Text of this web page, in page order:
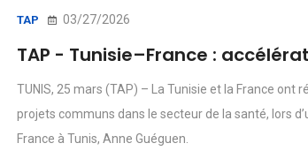
TAP 03/27/2026
TAP - Tunisie–France :
TUNIS, 25 mars (TAP) – La Tunisie et la France
projets communs dans le secteur de la santé, lors
France à Tunis, Anne Guéguen.